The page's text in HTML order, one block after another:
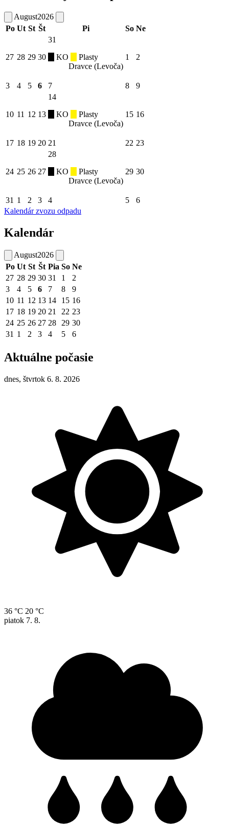
August2026
Po Ut St Št Pi So Ne
27 28 29 30
31
KO
Plasty
Dravce (Levoča)
1 2
3 4 5 6 7 8 9
10 11 12 13
14
KO
Plasty
Dravce (Levoča)
15 16
17 18 19 20 21 22 23
24 25 26 27
28
KO
Plasty
Dravce (Levoča)
29 30
31 1 2 3 4 5
6
Kalendár zvozu odpadu
Kalendár
August2026
Po Ut St Št Pia So Ne
27 28 29 30 31 1
2
3
4 5 6 7 8
9
10 11 12 13 14 15 16
17 18 19 20 21 22 23
24 25 26 27 28 29 30
31 1 2 3 4 5 6
Aktuálne počasie
dnes, štvrtok 6. 8. 2026
36 °C 20 °C
piatok 7. 8.